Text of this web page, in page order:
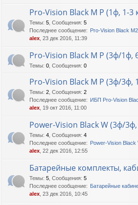
Pro-Vision Black M P (1ф, 1-3
Темы: 5 Сообщения: 5
Последнее сообщение: Pro-Vision Black
alex , 23 дек 2016, 11:39
Pro-Vision Black M P (3ф/1ф,
Темы: 0 Сообщения: 0
Pro-Vision Black M P (3ф/3ф,
Темы: 2 Сообщения: 2
Последнее сообщение: ИБП Pro-Vision
alex , 19 окт 2016, 11:00
Power-Vision Black W (3ф/
Темы: 4 Сообщения: 4
Последнее сообщение: Power-Vision Black
alex , 22 дек 2016, 12:55
Батарейные комплекты,
Темы: 5 Сообщения: 5
Последнее сообщение: Батарейные
alex , 23 дек 2016, 10:45